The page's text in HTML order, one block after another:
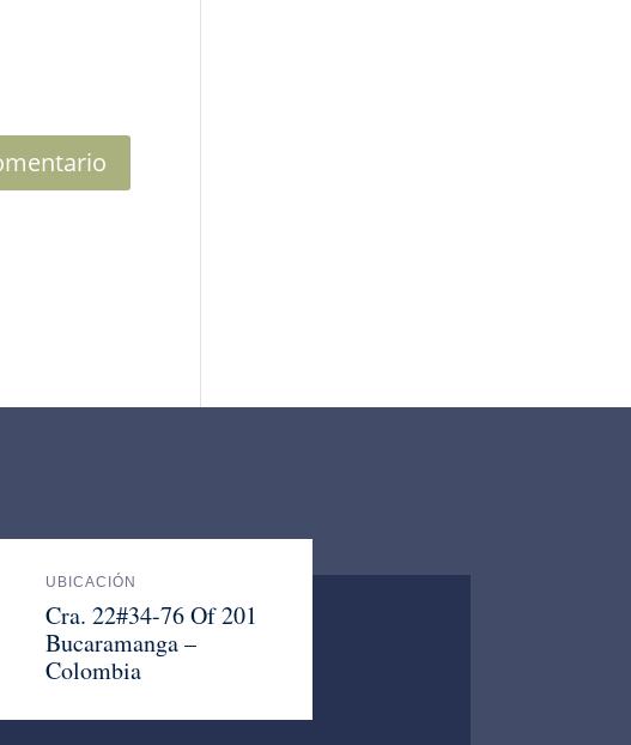
UBICACIÓN
Cra. 22#34-76 Of 201
Bucaramanga –
Colombia